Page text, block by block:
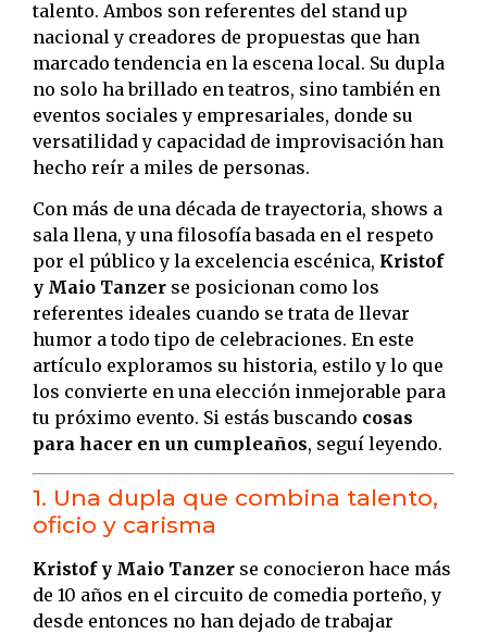
talento. Ambos son referentes del stand up
nacional y creadores de propuestas que han
marcado tendencia en la escena local. Su dupla
no solo ha brillado en teatros, sino también en
eventos sociales y empresariales, donde su
versatilidad y capacidad de improvisación han
hecho reír a miles de personas.
Con más de una década de trayectoria, shows a
sala llena, y una filosofía basada en el respeto
por el público y la excelencia escénica, Kristof
y Maio Tanzer se posicionan como los
referentes ideales cuando se trata de llevar
humor a todo tipo de celebraciones. En este
artículo exploramos su historia, estilo y lo que
los convierte en una elección inmejorable para
tu próximo evento. Si estás buscando cosas
para hacer en un cumpleaños, seguí leyendo.
1. Una dupla que combina talento,
oficio y carisma
Kristof y Maio Tanzer se conocieron hace más
de 10 años en el circuito de comedia porteño, y
desde entonces no han dejado de trabajar